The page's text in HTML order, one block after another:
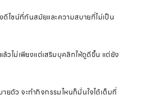
ดีไซน์ที่ทันสมัยและความสบายที่ไม่เป็น
ไม่เพียงแต่เสริมบุคลิกให้ดูดีขึ้น แต่ยัง
ยตัว จะทำกิจกรรมไหนก็มั่นใจได้เต็มที่